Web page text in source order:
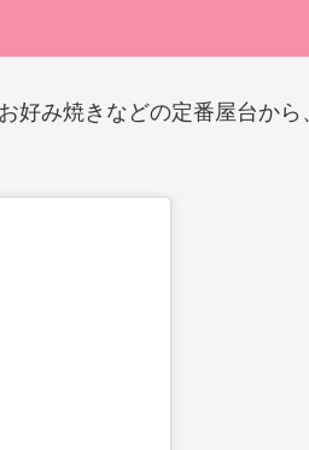
み焼きなどの定番屋台から、